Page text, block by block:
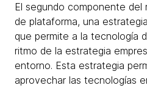
El segundo componente del
de plataforma, una
que permite a la tecnología
ritmo de la estrategia
entorno. Esta estrategia
aprovechar las tecnologías